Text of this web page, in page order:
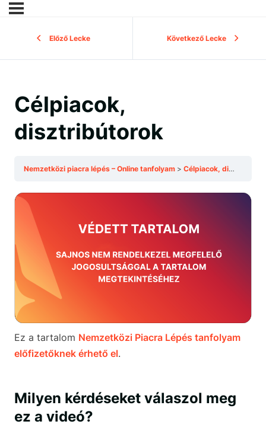
Előző Lecke Következő Lecke
Célpiacok,
disztribútorok
Nemzetközi piacra lépés – Online tanfolyam Célpiacok, disztribútorok
Ez a tartalom Nemzetközi Piacra Lépés tanfolyam
előfizetőknek érhető el.
Milyen kérdéseket válaszol meg
ez a videó?